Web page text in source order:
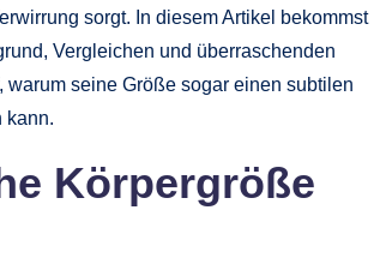
sorgt. In diesem Artikel bekommst
Vergleichen und überraschenden
seine Größe sogar einen subtilen
kann.
Körpergröße